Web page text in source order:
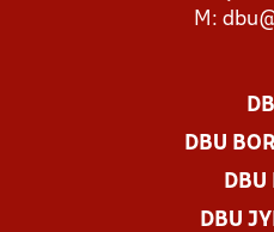
M:
DBU
DBU
DBU